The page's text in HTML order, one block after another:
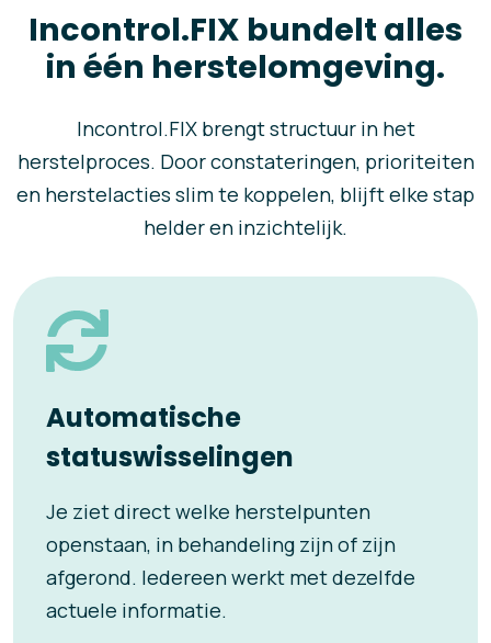
Incontrol.FIX bundelt alles
in één herstelomgeving.
Incontrol.FIX brengt structuur in het
herstelproces. Door constateringen, prioriteiten
en herstelacties slim te koppelen, blijft elke stap
helder en inzichtelijk.
Automatische
statuswisselingen
Je ziet direct welke herstelpunten
openstaan, in behandeling zijn of zijn
afgerond. Iedereen werkt met dezelfde
actuele informatie.